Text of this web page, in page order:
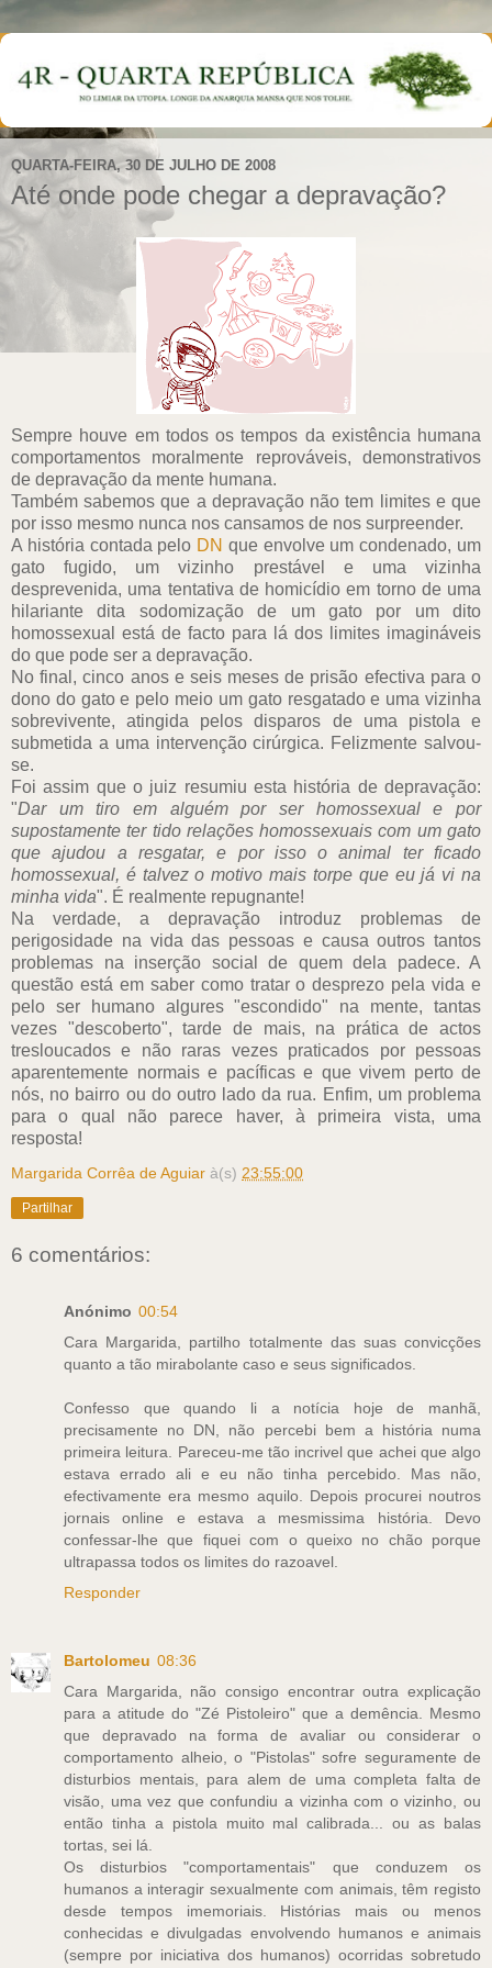
QUARTA-FEIRA, 30 DE JULHO DE 2008
Até onde pode chegar a depravação?
Sempre houve em todos os tempos da existência humana
comportamentos moralmente reprováveis, demonstrativos
de depravação da mente humana.
Também sabemos que a depravação não tem limites e que
por isso mesmo nunca nos cansamos de nos surpreender.
A história contada pelo DN que envolve um condenado, um
gato fugido, um vizinho prestável e uma vizinha
desprevenida, uma tentativa de homicídio em torno de uma
hilariante dita sodomização de um gato por um dito
homossexual está de facto para lá dos limites imagináveis
do que pode ser a depravação.
No final, cinco anos e seis meses de prisão efectiva para o
dono do gato e pelo meio um gato resgatado e uma vizinha
sobrevivente, atingida pelos disparos de uma pistola e
submetida a uma intervenção cirúrgica. Felizmente salvou-
se.
Foi assim que o juiz resumiu esta história de depravação:
"Dar um tiro em alguém por ser homossexual e por
supostamente ter tido relações homossexuais com um gato
que ajudou a resgatar, e por isso o animal ter ficado
homossexual, é talvez o motivo mais torpe que eu já vi na
minha vida". É realmente repugnante!
Na verdade, a depravação introduz problemas de
perigosidade na vida das pessoas e causa outros tantos
problemas na inserção social de quem dela padece. A
questão está em saber como tratar o desprezo pela vida e
pelo ser humano algures "escondido" na mente, tantas
vezes "descoberto", tarde de mais, na prática de actos
tresloucados e não raras vezes praticados por pessoas
aparentemente normais e pacíficas e que vivem perto de
nós, no bairro ou do outro lado da rua. Enfim, um problema
para o qual não parece haver, à primeira vista, uma
resposta!
Margarida Corrêa de Aguiar à(s) 23:55:00
Partilhar
6 comentários:
Anónimo 00:54
Cara Margarida, partilho totalmente das suas convicções
quanto a tão mirabolante caso e seus significados.
Confesso que quando li a notícia hoje de manhã,
precisamente no DN, não percebi bem a história numa
primeira leitura. Pareceu-me tão incrivel que achei que algo
estava errado ali e eu não tinha percebido. Mas não,
efectivamente era mesmo aquilo. Depois procurei noutros
jornais online e estava a mesmissima história. Devo
confessar-lhe que fiquei com o queixo no chão porque
ultrapassa todos os limites do razoavel.
Responder
Bartolomeu 08:36
Cara Margarida, não consigo encontrar outra explicação
para a atitude do "Zé Pistoleiro" que a demência. Mesmo
que depravado na forma de avaliar ou considerar o
comportamento alheio, o "Pistolas" sofre seguramente de
disturbios mentais, para alem de uma completa falta de
visão, uma vez que confundiu a vizinha com o vizinho, ou
então tinha a pistola muito mal calibrada... ou as balas
tortas, sei lá.
Os disturbios "comportamentais" que conduzem os
humanos a interagir sexualmente com animais, têm registo
desde tempos imemoriais. Histórias mais ou menos
conhecidas e divulgadas envolvendo humanos e animais
(sempre por iniciativa dos humanos) ocorridas sobretudo